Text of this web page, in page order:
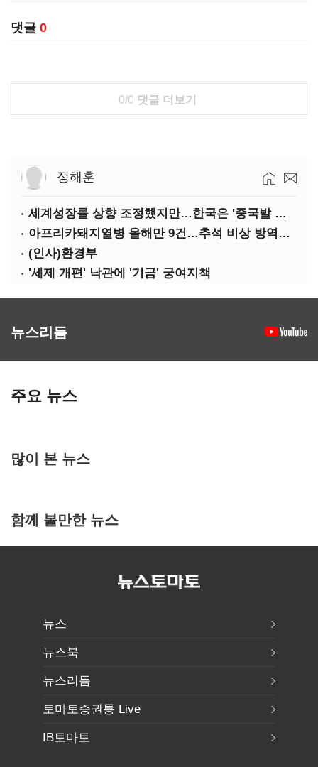
댓글 0
0/0 댓글 더보기
정해훈
세계성장률 상향 조정했지만…한국은 '중국발 살얼음판'
아프리카돼지열병 올해만 9건…추석 비상 방역에 '총력'
(인사)환경부
'세제 개편' 낙관에 '기금' 궁여지책
뉴스리듬
주요 뉴스
많이 본 뉴스
함께 볼만한 뉴스
뉴스
뉴스북
뉴스리듬
토마토증권통 Live
IB토마토